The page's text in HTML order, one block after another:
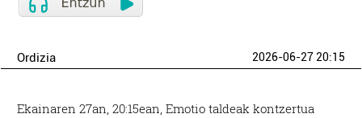
Ordizia 2026-06-27 20:15
Ekainaren 27an, 20:15ean, Emotio taldeak kontzertua